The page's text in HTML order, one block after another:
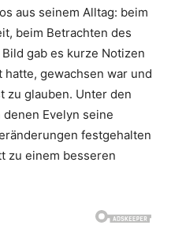
aus seinem Alltag: beim
beim Betrachten des
gab es kurze Notizen
gewachsen war und
zu glauben. Unter den
Evelyn seine
festgehalten
zu einem besseren